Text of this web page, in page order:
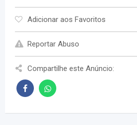
Adicionar aos Favoritos
Reportar Abuso
Compartilhe este Anúncio: